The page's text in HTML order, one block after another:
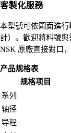
客製化服務
本型號可依圖面進行
計）。歡迎將料號
NSK 原廠直接對口
产品规格表
规格项目
系列
轴径
导程